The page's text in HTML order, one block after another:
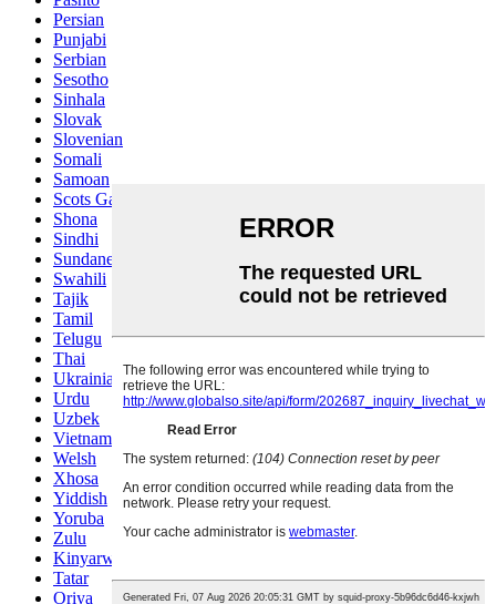
Persian
Punjabi
Serbian
Sesotho
Sinhala
Slovak
Slovenian
Somali
Samoan
Scots Gaelic
Shona
Sindhi
Sundanese
Swahili
Tajik
Tamil
Telugu
Thai
Ukrainian
Urdu
Uzbek
Vietnamese
Welsh
Xhosa
Yiddish
Yoruba
Zulu
Kinyarwanda
Tatar
Oriya